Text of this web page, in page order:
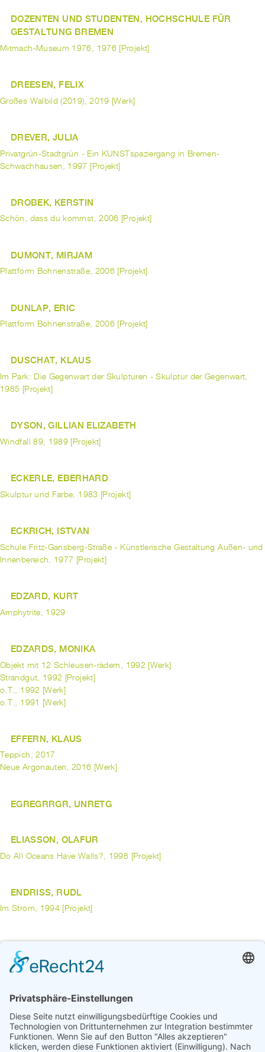
DOZENTEN UND STUDENTEN, HOCHSCHULE FÜR
GESTALTUNG BREMEN
Mitmach-Museum 1976, 1976 [Projekt]
DREESEN, FELIX
Großes Walbild (2019), 2019 [Werk]
DREVER, JULIA
Privatgrün-Stadtgrün - Ein KUNSTspaziergang in Bremen-
Schwachhausen, 1997 [Projekt]
DROBEK, KERSTIN
Schön, dass du kommst, 2006 [Projekt]
DUMONT, MIRJAM
Plattform Bohnenstraße, 2006 [Projekt]
DUNLAP, ERIC
Plattform Bohnenstraße, 2006 [Projekt]
DUSCHAT, KLAUS
Im Park: Die Gegenwart der Skulpturen - Skulptur der Gegenwart,
1985 [Projekt]
DYSON, GILLIAN ELIZABETH
Windfall 89, 1989 [Projekt]
ECKERLE, EBERHARD
Skulptur und Farbe, 1983 [Projekt]
ECKRICH, ISTVAN
Schule Fritz-Gansberg-Straße - Künstlerische Gestaltung Außen- und
Innenbereich, 1977 [Projekt]
EDZARD, KURT
Amphytrite, 1929
EDZARDS, MONIKA
Objekt mit 12 Schleusen-rädern, 1992 [Werk]
Strandgut, 1992 [Projekt]
o.T., 1992 [Werk]
o.T., 1991 [Werk]
EFFERN, KLAUS
Teppich, 2017
Neue Argonauten, 2016 [Werk]
EGREGRRGR, UNRETG
ELIASSON, OLAFUR
Do All Oceans Have Walls?, 1998 [Projekt]
ENDRISS, RUDL
Im Strom, 1994 [Projekt]
EPARS, ARIANE
Kontraste, 1991 [Projekt]
ERCAN, FETHI
Türkisches Dorf, 1981 [Werk]
Dorfplatz, 1981 [Werk]
vorherige